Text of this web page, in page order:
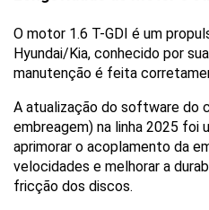
O motor 1.6 T-GDI é um
Hyundai/Kia, conhecido por
manutenção é feita
A atualização do software do
embreagem) na linha 2025 foi
aprimorar o acoplamento da
velocidades e melhorar a
fricção dos discos.